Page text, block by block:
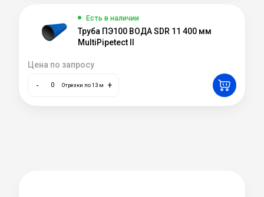
Есть в наличии
Труба ПЭ100 ВОДА SDR 11 400 мм
MultiPipetect II
Цена по запросу
- Отрезки по 13 м +